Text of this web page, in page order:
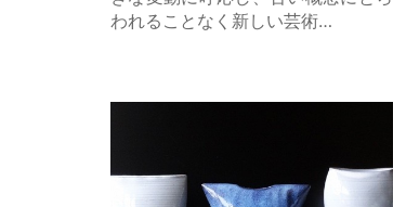
われることなく新しい芸術…